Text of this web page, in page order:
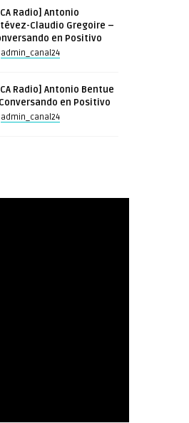
Radio] Antonio
Claudio Gregoire –
en Positivo
admin_canal24
Radio] Antonio Bentue
en Positivo
admin_canal24